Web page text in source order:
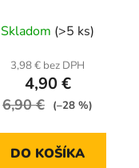
Skladom (>5 ks)
3,98 € bez DPH
4,90 €
6,90 € (–28 %)
DO KOŠÍKA